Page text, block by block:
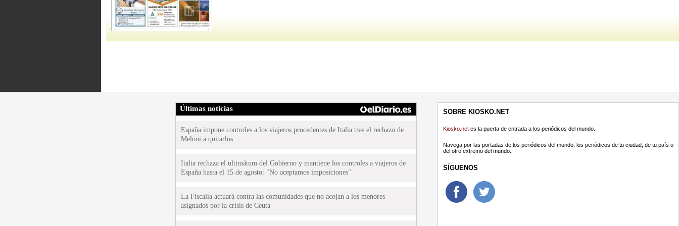
Últimas noticias
España impone controles a los viajeros procedentes de Italia tras el rechazo de
Meloni a quitarlos
Italia rechaza el ultimátum del Gobierno y mantiene los controles a viajeros de
España hasta el 15 de agosto: "No aceptamos imposiciones"
La Fiscalía actuará contra las comunidades que no acojan a los menores
asignados por la crisis de Ceuta
SOBRE KIOSKO.NET
Kiosko.net es la puerta de entrada a los periódicos del mundo.
Navega por las portadas de los periódicos del mundo: los periódicos de tu ciudad, de tu país o
del otro extremo del mundo.
SÍGUENOS